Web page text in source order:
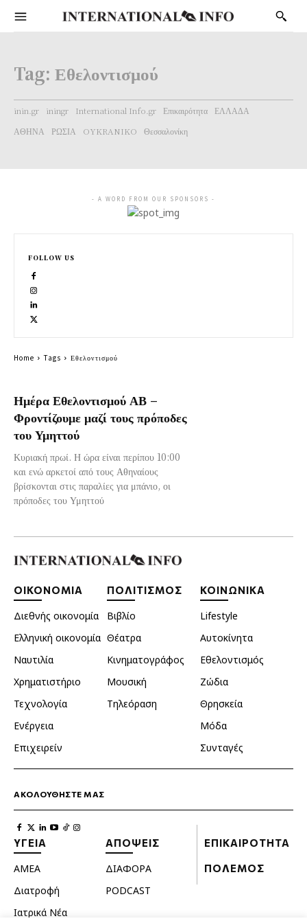
Tag: Εθελοντισμού
inin.gr iningr International Info.gr Επικαιρότητα
ΕΛΛΑΔΑ
ΑΘΗΝΑ
ΡΩΣΙΑ OYKRANIKO Θεσσαλονίκη
Ημέρα Εθελοντισμού ΑΒ –
Φροντίζουμε μαζί τους πρόποδες
του Υμηττού
Κυριακή πρωί. Η ώρα είναι περίπου 10:00
και ενώ αρκετοί από τους Αθηναίους
βρίσκονται στις παραλίες για μπάνιο, οι
πρόποδες του Υμηττού
- A WORD FROM OUR SPONSORS -
FOLLOW US
Home Tags Εθελοντισμού
ΟΙΚΟΝΟΜΙΑ
Διεθνής οικονομία
Ελληνική οικονομία
Ναυτιλία
Χρηματιστήριο
Τεχνολογία
Ενέργεια
Επιχειρείν
ΠΟΛΙΤΙΣΜΟΣ
Βιβλίο
Θέατρα
Κινηματογράφος
Μουσική
Τηλεόραση
ΚΟΙΝΩΝΙΚΑ
Lifestyle
Αυτοκίνητα
Εθελοντισμός
Ζώδια
Θρησκεία
Μόδα
Συνταγές
ΑΚΟΛΟΥΘΗΣΤΕ ΜΑΣ
ΥΓΕΙΑ
ΑΜΕΑ
Διατροφή
Ιατρικά Νέα
ΑΠΟΨΕΙΣ
ΔΙΑΦΟΡΑ
PODCAST
ΕΠΙΚΑΙΡΟΤΗΤΑ
ΠΟΛΕΜΟΣ